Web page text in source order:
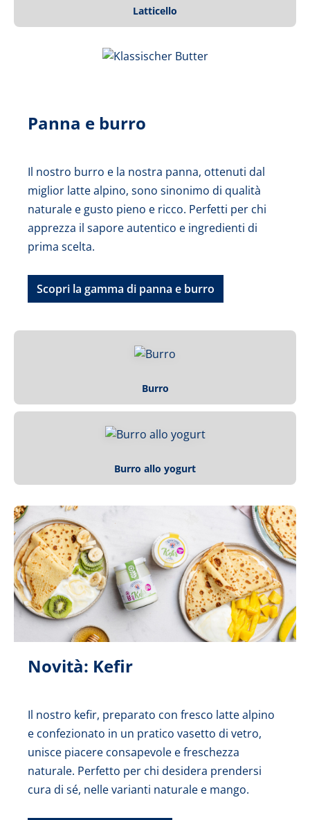
Latticello
Panna e burro
Il nostro burro e la nostra panna, ottenuti dal
miglior latte alpino, sono sinonimo di qualità
naturale e gusto pieno e ricco. Perfetti per chi
apprezza il sapore autentico e ingredienti di
prima scelta.
Scopri la gamma di panna e burro
Burro
Burro allo yogurt
Novità: Kefir
Il nostro kefir, preparato con fresco latte alpino
e confezionato in un pratico vasetto di vetro,
unisce piacere consapevole e freschezza
naturale. Perfetto per chi desidera prendersi
cura di sé, nelle varianti naturale e mango.